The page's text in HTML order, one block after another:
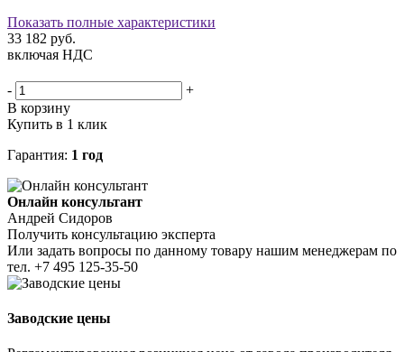
Показать полные характеристики
33 182 руб.
включая НДС
-
+
В корзину
Купить в 1 клик
Гарантия: 1 год
Онлайн консультант
Андрей Сидоров
Получить консультацию эксперта
Или задать вопросы по данному товару нашим менеджерам по
тел. +7 495 125-35-50
Заводские цены